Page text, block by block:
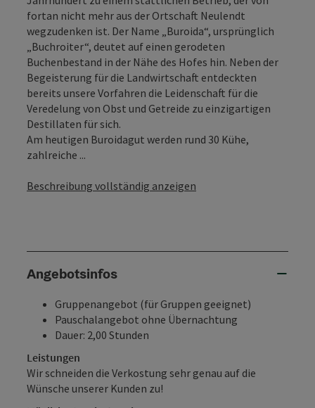
fortan nicht mehr aus der Ortschaft Neulendt
wegzudenken ist. Der Name „Buroida“, ursprünglich
„Buchroiter“, deutet auf einen gerodeten
Buchenbestand in der Nähe des Hofes hin. Neben der
Begeisterung für die Landwirtschaft entdeckten
bereits unsere Vorfahren die Leidenschaft für die
Veredelung von Obst und Getreide zu einzigartigen
Destillaten für sich.
Am heutigen Buroidagut werden rund 30 Kühe,
zahlreiche ...
Beschreibung vollständig anzeigen
Angebotsinfos
Gruppenangebot (für Gruppen geeignet)
Pauschalangebot ohne Übernachtung
Dauer: 2,00 Stunden
Leistungen
Wir schneiden die Verkostung sehr genau auf die
Wünsche unserer Kunden zu!